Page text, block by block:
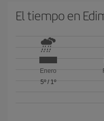
El tiempo en
Enero
5º/ 1º